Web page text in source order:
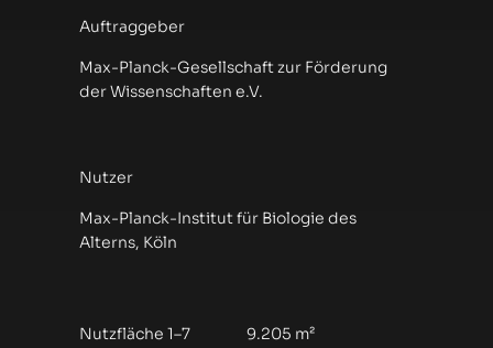
Auftraggeber
Max-Planck-Gesellschaft zur Förderung
der Wissenschaften e.V.
Nutzer
Max-Planck-Institut für Biologie des
Alterns, Köln
Nutzfläche 1–7 9.205 m²